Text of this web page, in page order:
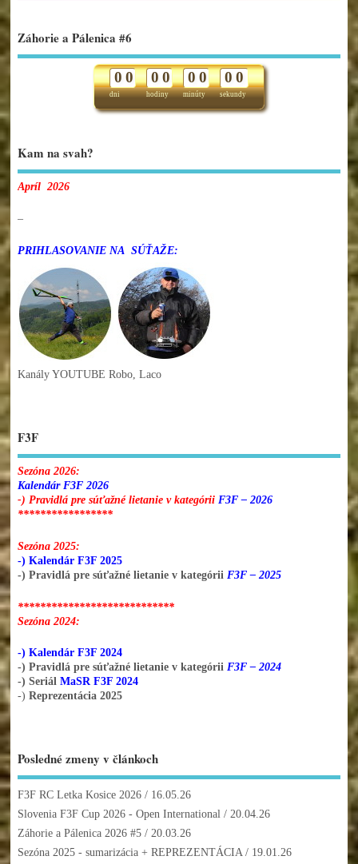
Záhorie a Pálenica #6
dni
0 0
hodiny
0 0
minúty
0 0
sekundy
0 0
Kam na svah?
Apríl 2026
–
PRIHLASOVANIE NA SÚŤAŽE:
Kanály YOUTUBE Robo, Laco
F3F
Sezóna 2026:
Kalendár F3F 2026
-) Pravidlá pre súťažné lietanie v kategórii F3F – 2026
*****************
Sezóna 2025:
-) Kalendár F3F 2025
-) Pravidlá pre súťažné lietanie v kategórii F3F – 2025
****************************
Sezóna 2024:
-) Kalendár F3F 2024
-) Pravidlá pre súťažné lietanie v kategórii F3F – 2024
-) Seriál MaSR F3F 2024
-) Reprezentácia 2025
Posledné zmeny v článkoch
F3F RC Letka Kosice 2026/ 16.05.26
Slovenia F3F Cup 2026 - Open International / 20.04.26
Záhorie a Pálenica 2026 #5/ 20.03.26
Sezóna 2025 - sumarizácia + REPREZENTÁCIA/ 19.01.26